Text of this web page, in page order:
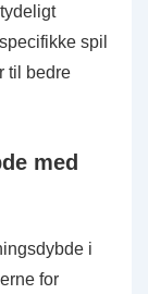
spil
til bedre
med
i
for